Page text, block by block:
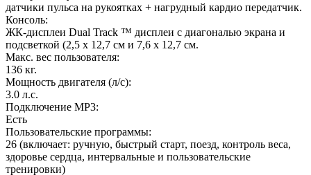
датчики пульса на рукоятках + нагрудный кардио передатчик.
Консоль:
ЖК-дисплеи Dual Track ™ дисплеи с диагональю экрана и
подсветкой (2,5 x 12,7 см и 7,6 x 12,7 см.
Макс. вес пользователя:
136 кг.
Мощность двигателя (л/с):
3.0 л.с.
Подключение MP3:
Есть
Пользовательские программы:
26 (включает: ручную, быстрый старт, поезд, контроль веса,
здоровье сердца, интервальные и пользовательские
тренировки)